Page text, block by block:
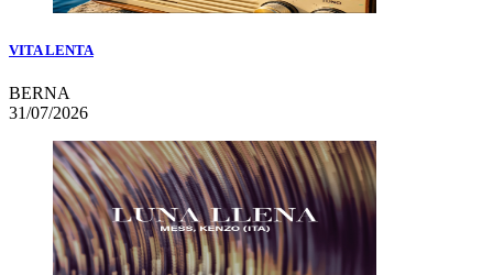
VITA LENTA
BERNA
31/07/2026